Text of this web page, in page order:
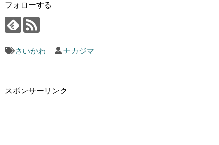
フォローする
さいかわ ナカジマ
スポンサーリンク